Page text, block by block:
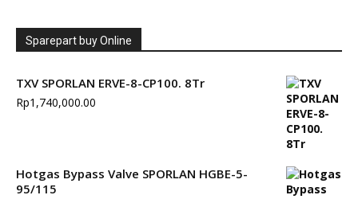
Sparepart buy Online
TXV SPORLAN ERVE-8-CP100. 8Tr
Rp1,740,000.00
Hotgas Bypass Valve SPORLAN HGBE-5-
95/115